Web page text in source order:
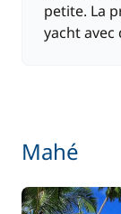
Skipper
petite. La
yacht avec
Mahé